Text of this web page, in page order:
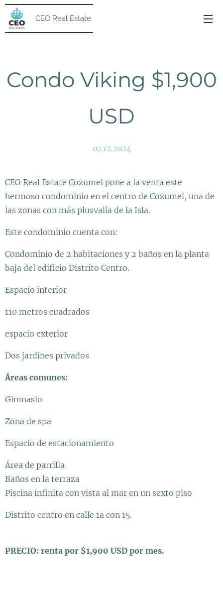
CEO Real Estate
Condo Viking $1,900
USD
07.12.2024
CEO Real Estate Cozumel pone a la venta este
hermoso condominio en el centro de Cozumel, una de
las zonas con más plusvalía de la Isla.
Este condominio cuenta con:
Condominio de 2 habitaciones y 2 baños en la planta
baja del edificio Distrito Centro.
Espacio interior
110 metros cuadrados
espacio exterior
Dos jardines privados
Áreas comunes:
Gimnasio
Zona de spa
Espacio de estacionamiento
Área de parrilla
Baños en la terraza
Piscina infinita con vista al mar en un sexto piso
Distrito centro en calle 1a con 15.
PRECIO: renta por $1,900 USD por mes.